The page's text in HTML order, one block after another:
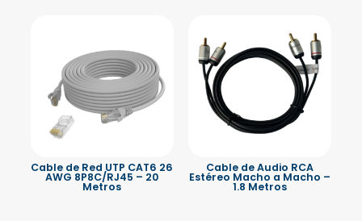
Cable de Red UTP CAT6 26
AWG 8P8C/RJ45 – 20
Metros
Cable de Audio RCA
Estéreo Macho a Macho –
1.8 Metros